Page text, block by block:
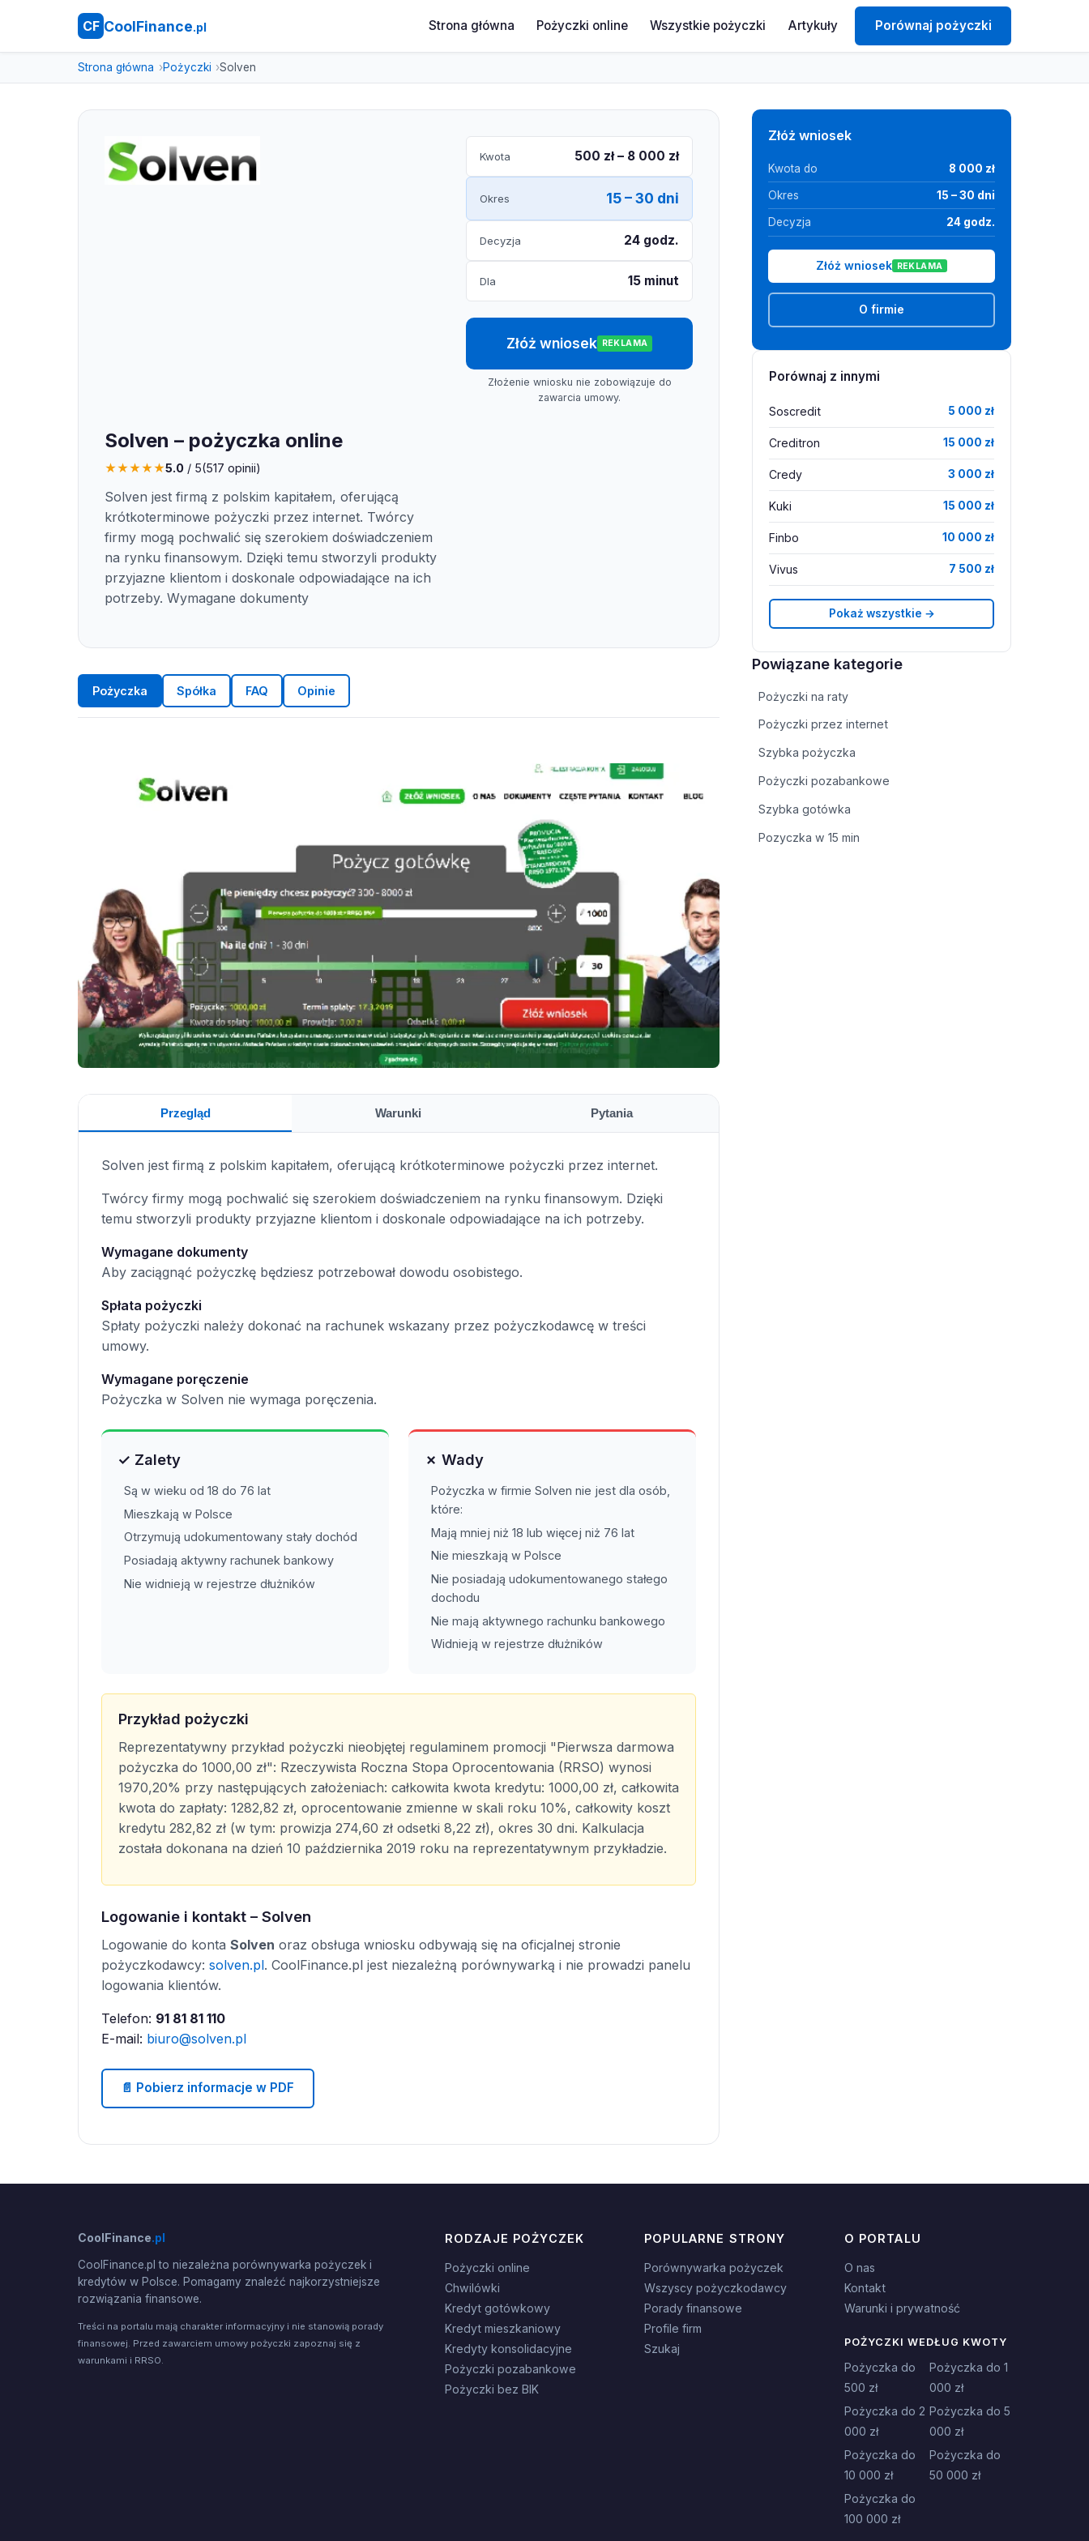
CF CoolFinance.pl Strona główna Pożyczki online Wszystkie pożyczki Artykuły Porównaj pożyczki
Strona główna Pożyczki Solven
Solven – pożyczka online
★★★★★5.0 / 5(517 opinii)
Solven jest firmą z polskim kapitałem, oferującą
krótkoterminowe pożyczki przez internet. Twórcy
firmy mogą pochwalić się szerokiem doświadczeniem
na rynku finansowym. Dzięki temu stworzyli produkty
przyjazne klientom i doskonale odpowiadające na ich
potrzeby. Wymagane dokumenty
Kwota 500 zł – 8 000 zł
Okres 15 – 30 dni
Decyzja 24 godz.
Dla 15 minut
Złóż wniosek REKLAMA
Złożenie wniosku nie zobowiązuje do
zawarcia umowy.
Pożyczka Spółka FAQ Opinie
Przegląd Warunki Pytania
Solven jest firmą z polskim kapitałem, oferującą krótkoterminowe pożyczki przez internet.
Twórcy firmy mogą pochwalić się szerokiem doświadczeniem na rynku finansowym. Dzięki
temu stworzyli produkty przyjazne klientom i doskonale odpowiadające na ich potrzeby.
Wymagane dokumenty
Aby zaciągnąć pożyczkę będziesz potrzebował dowodu osobistego.
Spłata pożyczki
Spłaty pożyczki należy dokonać na rachunek wskazany przez pożyczkodawcę w treści
umowy.
Wymagane poręczenie
Pożyczka w Solven nie wymaga poręczenia.
✓ Zalety
Są w wieku od 18 do 76 lat
Mieszkają w Polsce
Otrzymują udokumentowany stały dochód
Posiadają aktywny rachunek bankowy
Nie widnieją w rejestrze dłużników
✗ Wady
Pożyczka w firmie Solven nie jest dla osób,
które:
Mają mniej niż 18 lub więcej niż 76 lat
Nie mieszkają w Polsce
Nie posiadają udokumentowanego stałego
dochodu
Nie mają aktywnego rachunku bankowego
Widnieją w rejestrze dłużników
Przykład pożyczki
Reprezentatywny przykład pożyczki nieobjętej regulaminem promocji "Pierwsza darmowa
pożyczka do 1000,00 zł": Rzeczywista Roczna Stopa Oprocentowania (RRSO) wynosi
1970,20% przy następujących założeniach: całkowita kwota kredytu: 1000,00 zł, całkowita
kwota do zapłaty: 1282,82 zł, oprocentowanie zmienne w skali roku 10%, całkowity koszt
kredytu 282,82 zł (w tym: prowizja 274,60 zł odsetki 8,22 zł), okres 30 dni. Kalkulacja
została dokonana na dzień 10 października 2019 roku na reprezentatywnym przykładzie.
Logowanie i kontakt – Solven
Logowanie do konta Solven oraz obsługa wniosku odbywają się na oficjalnej stronie
pożyczkodawcy: solven.pl. CoolFinance.pl jest niezależną porównywarką i nie prowadzi panelu
logowania klientów.
Telefon: 91 81 81 110
E-mail: biuro@solven.pl
📄 Pobierz informacje w PDF
Złóż wniosek
Kwota do 8 000 zł
Okres 15 – 30 dni
Decyzja 24 godz.
Złóż wniosek REKLAMA
O firmie
Porównaj z innymi
Soscredit 5 000 zł
Creditron 15 000 zł
Credy 3 000 zł
Kuki 15 000 zł
Finbo 10 000 zł
Vivus 7 500 zł
Pokaż wszystkie →
Powiązane kategorie
Pożyczki na raty
Pożyczki przez internet
Szybka pożyczka
Pożyczki pozabankowe
Szybka gotówka
Pozyczka w 15 min
CoolFinance.pl
CoolFinance.pl to niezależna porównywarka pożyczek i
kredytów w Polsce. Pomagamy znaleźć najkorzystniejsze
rozwiązania finansowe.
Treści na portalu mają charakter informacyjny i nie stanowią porady
finansowej. Przed zawarciem umowy pożyczki zapoznaj się z
warunkami i RRSO.
RODZAJE POŻYCZEK
Pożyczki online
Chwilówki
Kredyt gotówkowy
Kredyt mieszkaniowy
Kredyty konsolidacyjne
Pożyczki pozabankowe
Pożyczki bez BIK
POPULARNE STRONY
Porównywarka pożyczek
Wszyscy pożyczkodawcy
Porady finansowe
Profile firm
Szukaj
O PORTALU
O nas
Kontakt
Warunki i prywatność
POŻYCZKI WEDŁUG KWOTY
Pożyczka do
500 zł
Pożyczka do 1
000 zł
Pożyczka do 2
000 zł
Pożyczka do 5
000 zł
Pożyczka do
10 000 zł
Pożyczka do
50 000 zł
Pożyczka do
100 000 zł